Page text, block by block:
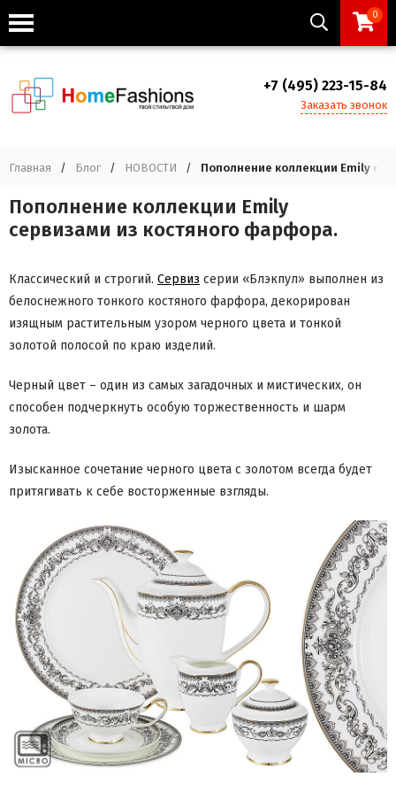
0
+7 (495) 223-15-84
Заказать звонок
Главная / Блог / НОВОСТИ / Пополнение коллекции Emily
Пополнение коллекции Emily
сервизами из костяного фарфора.
Классический и строгий. Сервиз серии «Блэкпул» выполнен из
белоснежного тонкого костяного фарфора, декорирован
изящным растительным узором черного цвета и тонкой
золотой полосой по краю изделий.
Черный цвет – один из самых загадочных и мистических, он
способен подчеркнуть особую торжественность и шарм
золота.
Изысканное сочетание черного цвета с золотом всегда будет
притягивать к себе восторженные взгляды.